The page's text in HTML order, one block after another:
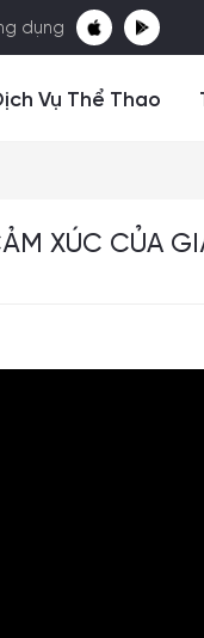
dụng
Vụ Thể Thao
XÚC CỦA